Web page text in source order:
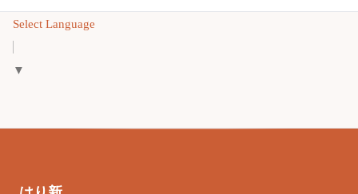
Select Language
▼